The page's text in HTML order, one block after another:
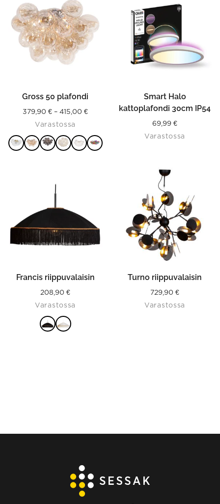
has
multiple
variants.
The
options
may
be
product
page
Gross 50 plafondi
379,90 € – 415,00 €Price
379,90 €
through
Varastossa
Smart Halo
kattoplafondi 30cm IP54
69,99 €
Varastossa
has
multiple
The
may
be
chosen
product
page
Francis riippuvalaisin
208,90 €
Varastossa
Turno riippuvalaisin
729,90 €
Varastossa